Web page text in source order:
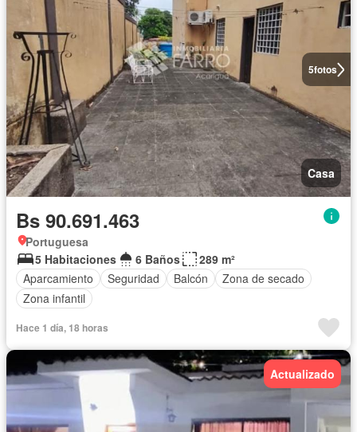
5fotos
Casa
Bs 90.691.463
Portuguesa
5 Habitaciones
6 Baños
289 m²
Aparcamiento
Seguridad Balcón
Zona de secado
Zona infantil
Hace 1 día, 18 horas
Actualizado